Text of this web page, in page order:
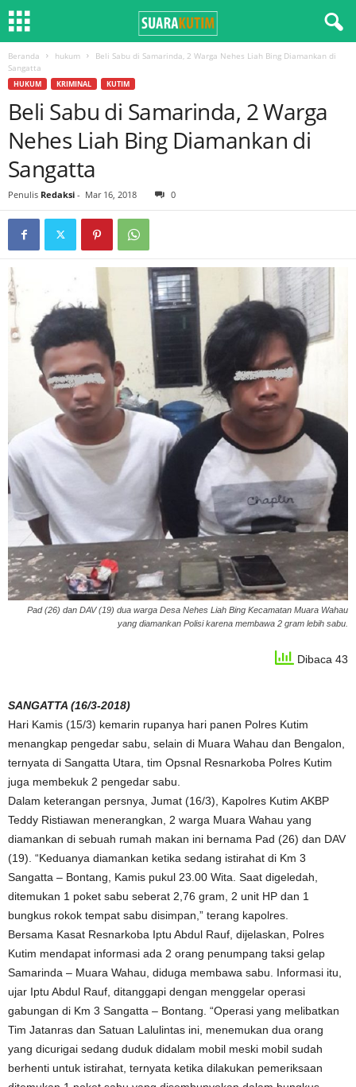
Beranda hukum
Beli Sabu di Samarinda, 2 Warga Nehes Liah Bing Diamankan di
Sangatta
HUKUM KRIMINAL KUTIM
Beli Sabu di Samarinda, 2 Warga
Nehes Liah Bing Diamankan di
Sangatta
Penulis Redaksi - Mar 16, 2018 0
Pad (26) dan DAV (19) dua warga Desa Nehes Liah Bing Kecamatan Muara Wahau
yang diamankan Polisi karena membawa 2 gram lebih sabu.
Dibaca 43
SANGATTA (16/3-2018)
Hari Kamis (15/3) kemarin rupanya hari panen Polres Kutim
menangkap pengedar sabu, selain di Muara Wahau dan Bengalon,
ternyata di Sangatta Utara, tim Opsnal Resnarkoba Polres Kutim
juga membekuk 2 pengedar sabu.
Dalam keterangan persnya, Jumat (16/3), Kapolres Kutim AKBP
Teddy Ristiawan menerangkan, 2 warga Muara Wahau yang
diamankan di sebuah rumah makan ini bernama Pad (26) dan DAV
(19). “Keduanya diamankan ketika sedang istirahat di Km 3
Sangatta – Bontang, Kamis pukul 23.00 Wita. Saat digeledah,
ditemukan 1 poket sabu seberat 2,76 gram, 2 unit HP dan 1
bungkus rokok tempat sabu disimpan,” terang kapolres.
Bersama Kasat Resnarkoba Iptu Abdul Rauf, dijelaskan, Polres
Kutim mendapat informasi ada 2 orang penumpang taksi gelap
Samarinda – Muara Wahau, diduga membawa sabu. Informasi itu,
ujar Iptu Abdul Rauf, ditanggapi dengan menggelar operasi
gabungan di Km 3 Sangatta – Bontang. “Operasi yang melibatkan
Tim Jatanras dan Satuan Lalulintas ini, menemukan dua orang
yang dicurigai sedang duduk didalam mobil meski mobil sudah
berhenti untuk istirahat, ternyata ketika dilakukan pemeriksaan